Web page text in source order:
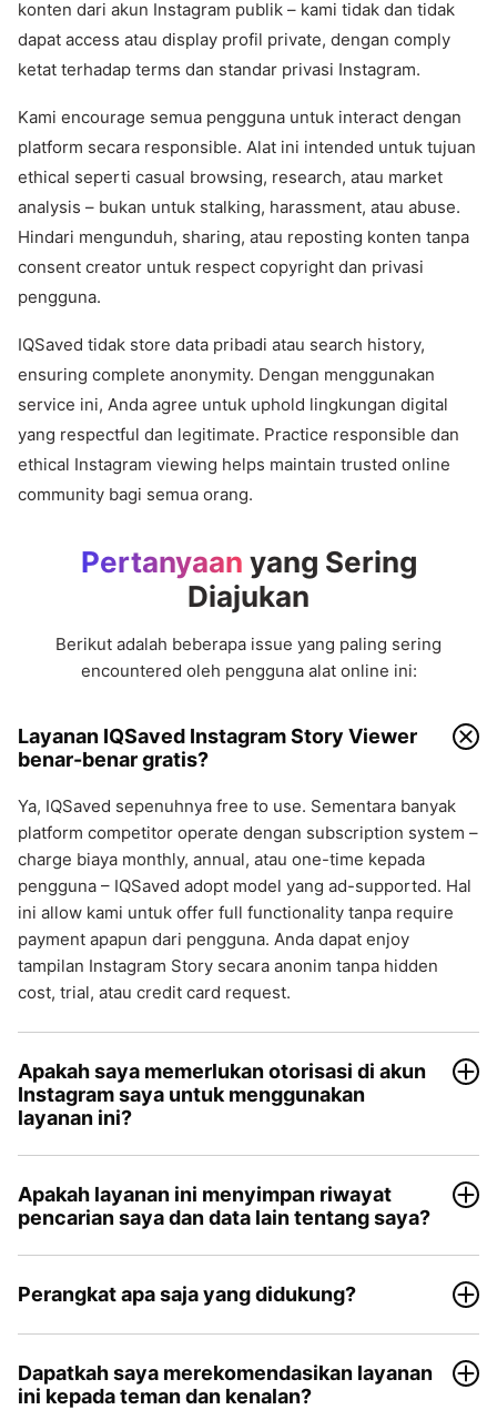
konten dari akun Instagram publik – kami tidak dan tidak
dapat access atau display profil private, dengan comply
ketat terhadap terms dan standar privasi Instagram.
Kami encourage semua pengguna untuk interact dengan
platform secara responsible. Alat ini intended untuk tujuan
ethical seperti casual browsing, research, atau market
analysis – bukan untuk stalking, harassment, atau abuse.
Hindari mengunduh, sharing, atau reposting konten tanpa
consent creator untuk respect copyright dan privasi
pengguna.
IQSaved tidak store data pribadi atau search history,
ensuring complete anonymity. Dengan menggunakan
service ini, Anda agree untuk uphold lingkungan digital
yang respectful dan legitimate. Practice responsible dan
ethical Instagram viewing helps maintain trusted online
community bagi semua orang.
Pertanyaan yang Sering
Diajukan
Berikut adalah beberapa issue yang paling sering
encountered oleh pengguna alat online ini:
Layanan IQSaved Instagram Story Viewer
benar-benar gratis?
Ya, IQSaved sepenuhnya free to use. Sementara banyak
platform competitor operate dengan subscription system –
charge biaya monthly, annual, atau one-time kepada
pengguna – IQSaved adopt model yang ad-supported. Hal
ini allow kami untuk offer full functionality tanpa require
payment apapun dari pengguna. Anda dapat enjoy
tampilan Instagram Story secara anonim tanpa hidden
cost, trial, atau credit card request.
Apakah saya memerlukan otorisasi di akun
Instagram saya untuk menggunakan
layanan ini?
Apakah layanan ini menyimpan riwayat
pencarian saya dan data lain tentang saya?
Perangkat apa saja yang didukung?
Dapatkah saya merekomendasikan layanan
ini kepada teman dan kenalan?